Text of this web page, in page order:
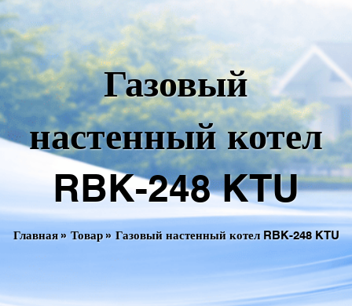
Газовый
настенный котел
RBK-248 KTU
Главная» Товар» Газовый настенный котел RBK-248 KTU